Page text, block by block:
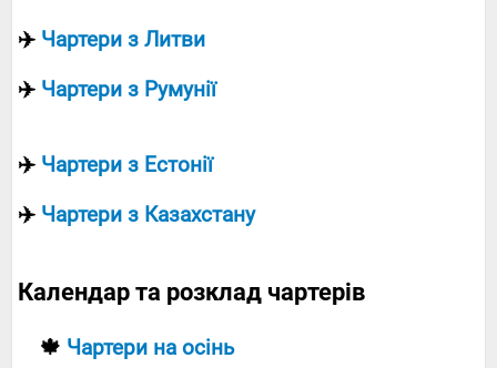
✈️ Чартери з Литви
✈️ Чартери з Румунії
✈️ Чартери з Естонії
✈️ Чартери з Казахстану
Календар та розклад чартерів
🍁 Чартери на осінь